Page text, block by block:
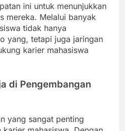
ini untuk menunjukkan
mereka. Melalui banyak
tidak hanya
yang, tetapi juga jaringan
karier mahasiswa
di Pengembangan
yang sangat penting